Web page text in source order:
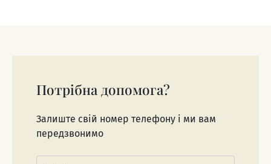
Потрібна допомога?
Залиште свій номер телефону і ми вам
передзвонимо